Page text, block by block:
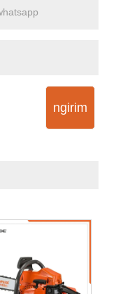
ngirim